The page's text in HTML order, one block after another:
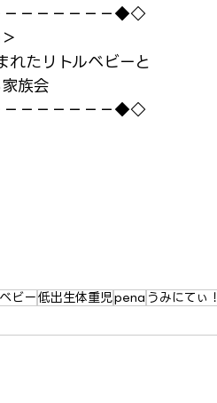
－－－－－－◆◇
たリトルベビーと
族会
－－－－－－◆◇
ビー低出生体重児pena うみにてぃ！